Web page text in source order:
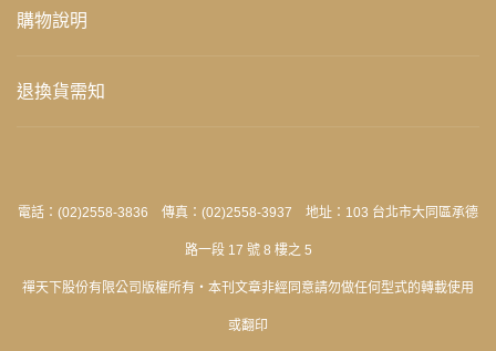
購物說明
退換貨需知
電話：(02)2558-3836 傳真：(02)2558-3937 地址：103 台北市大同區承德
路一段 17 號 8 樓之 5
禪天下股份有限公司版權所有‧本刊文章非經同意請勿做任何型式的轉載使用
或翻印